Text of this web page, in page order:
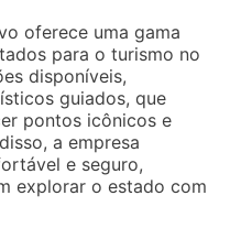
oferece uma gama
para o turismo no
disponíveis,
guiados, que
pontos icônicos e
a empresa
e seguro,
explorar o estado com